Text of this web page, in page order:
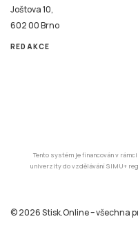
Joštova 10,
602 00 Brno
REDAKCE
Tento systém je financován v
univerzity do vzdělávání SIMU+
© 2026 Stisk.Online – všechna